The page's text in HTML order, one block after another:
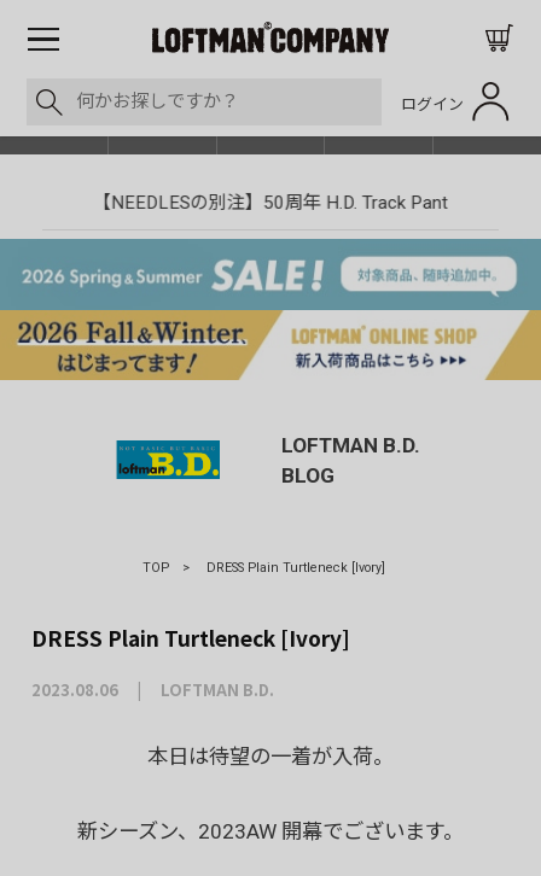
ログイン
SHOP LIST
【NEEDLESの別注】50周年 H.D. Track Pant
LOFTMAN B.D.
BLOG
TOP > DRESS Plain Turtleneck [Ivory]
DRESS Plain Turtleneck [Ivory]
2023.08.06 LOFTMAN B.D.
本日は待望の一着が入荷。
新シーズン、2023AW 開幕でございます。